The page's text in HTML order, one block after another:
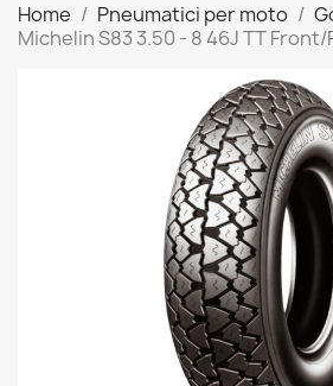
Home Pneumatici per moto
Michelin S83 3.50 - 8 46J TT Front/